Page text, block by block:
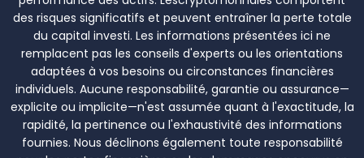
des risques significatifs et peuvent entraîner la perte totale
du capital investi. Les informations présentées ici ne
remplacent pas les conseils d'experts ou les orientations
adaptées à vos besoins ou circonstances financières
individuels. Aucune responsabilité, garantie ou assurance—
explicite ou implicite—n'est assumée quant à l'exactitude, la
rapidité, la pertinence ou l'exhaustivité des informations
fournies. Nous déclinons également toute responsabilité